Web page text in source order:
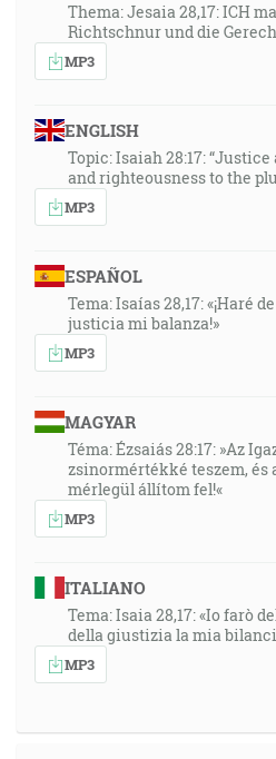
Thema: Jesaia 28,17: ICH
Richtschnur und die
MP3
ENGLISH
Topic: Isaiah 28:17:
and righteousness to the
MP3
ESPAÑOL
Tema: Isaías 28,17: «¡Haré
justicia mi balanza!»
MP3
MAGYAR
Téma: Ézsaiás 28:17: »Az
zsinormértékké teszem, és
mérlegül állítom fel!«
MP3
ITALIANO
Tema: Isaia 28,17: «Io farò
della giustizia la mia
MP3